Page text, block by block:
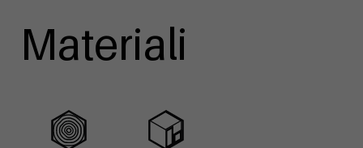
Materiali